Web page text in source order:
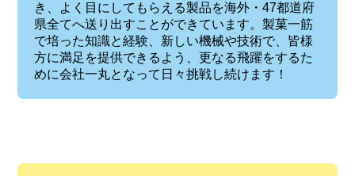
き、よく目にしてもらえる製品を海外・47都道府
県全てへ送り出すことができています。製菓一筋
で培った知識と経験、新しい機械や技術で、皆様
方に満足を提供できるよう、更なる飛躍をするた
めに会社一丸となって日々挑戦し続けます！